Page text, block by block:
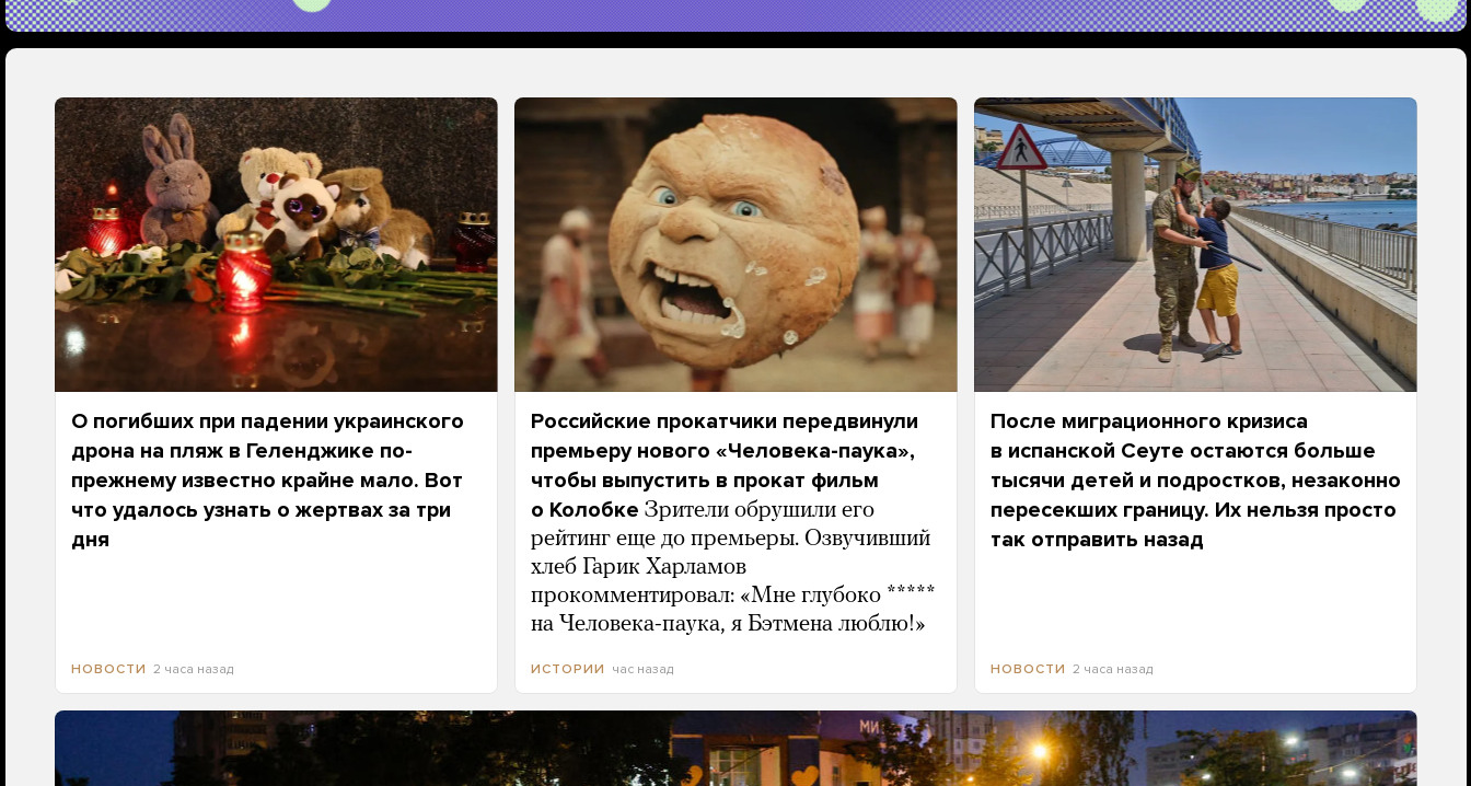
О погибших при падении украинского
дрона на пляж в Геленджике по-
прежнему известно крайне мало. Вот
что удалось узнать о жертвах за три
дня
НОВОСТИ 2 часа назад
Российские прокатчики передвинули
премьеру нового «Человека-паука»,
чтобы выпустить в прокат фильм
о Колобке Зрители обрушили его
рейтинг еще до премьеры. Озвучивший
хлеб Гарик Харламов
прокомментировал: «Мне глубоко *****
на Человека-паука, я Бэтмена люблю!»
ИСТОРИИ час назад
После миграционного кризиса
в испанской Сеуте остаются больше
тысячи детей и подростков, незаконно
пересекших границу. Их нельзя просто
так отправить назад
НОВОСТИ 2 часа назад